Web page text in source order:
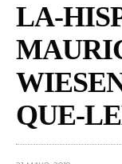
LA-
QUE-